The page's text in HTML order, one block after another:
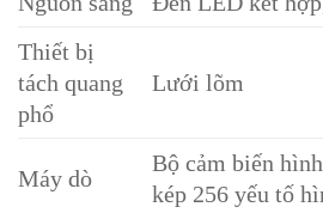
Thiết bị
tách quang
phổ
Lưới lõm
Máy dò
Bộ cảm biến
kép 256 yếu tố